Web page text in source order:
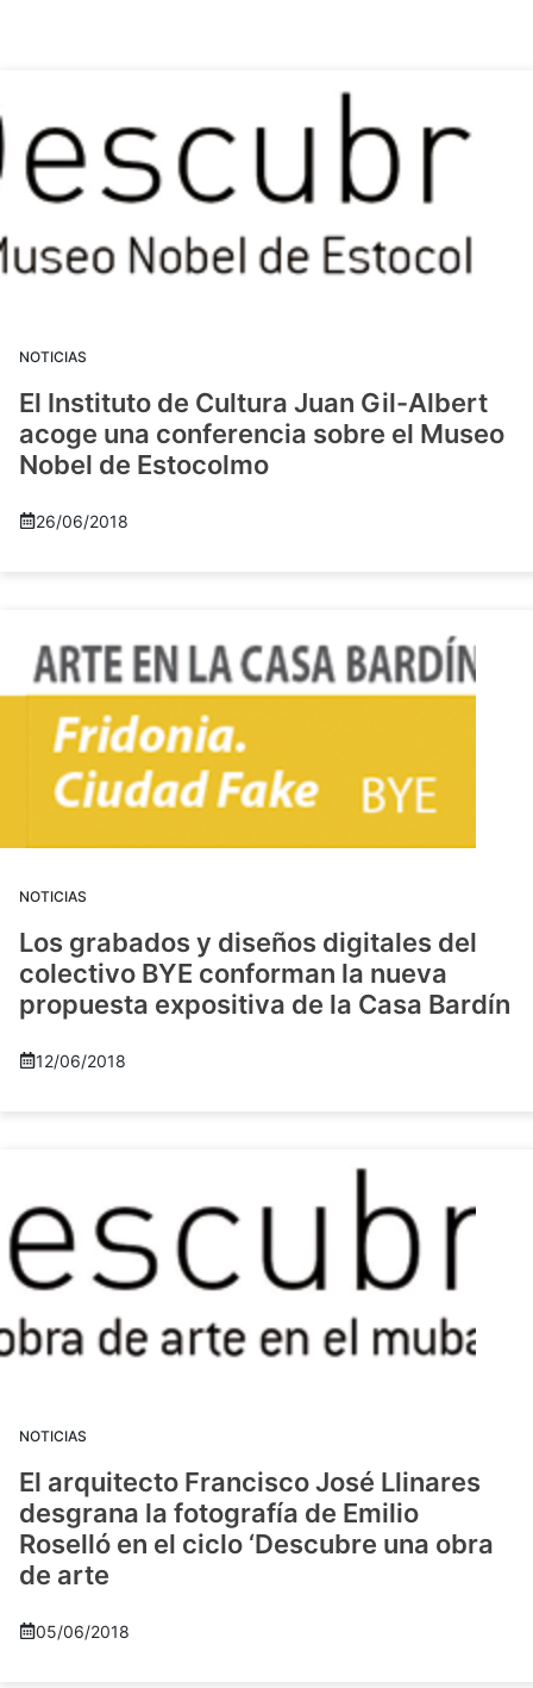
NOTICIAS
El Instituto de Cultura Juan Gil-Albert
acoge una conferencia sobre el Museo
Nobel de Estocolmo
26/06/2018
NOTICIAS
Los grabados y diseños digitales del
colectivo BYE conforman la nueva
propuesta expositiva de la Casa Bardín
12/06/2018
NOTICIAS
El arquitecto Francisco José Llinares
desgrana la fotografía de Emilio
Roselló en el ciclo ‘Descubre una obra
de arte
05/06/2018